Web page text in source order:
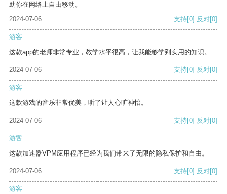
助你在网络上自由移动。
2024-07-06
支持[0] 反对[0]
游客
这款app的老师非常专业，教学水平很高，让我能够学到实用的知识。
2024-07-06 支持[0] 反对[0]
游客
这款游戏的音乐非常优美，听了让人心旷神怡。
2024-07-06 支持[0] 反对[0]
游客
这款加速器VPM应用程序已经为我们带来了无限的隐私保护和自由。
2024-07-06 支持[0] 反对[0]
游客